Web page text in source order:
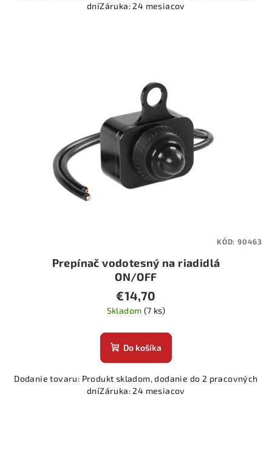
dníZáruka: 24 mesiacov
Prepínač vodotesný na riadidlá
ON/OFF
€14,70
Skladom (7 ks)
Do košíka
Dodanie tovaru: Produkt skladom, dodanie do 2 pracovných
dníZáruka: 24 mesiacov
KÓD: 90463